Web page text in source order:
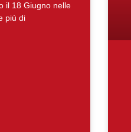
il 18 Giugno nelle
più di